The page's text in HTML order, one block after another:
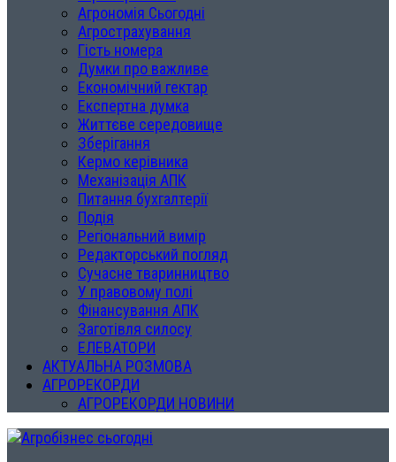
Агрономія Сьогодні
Агрострахування
Гість номера
Думки про важливе
Економічний гектар
Експертна думка
Життєве середовище
Зберігання
Кермо керівника
Механізація АПК
Питання бухгалтерії
Подія
Регіональний вимір
Редакторський погляд
Сучасне тваринництво
У правовому полі
Фінансування АПК
Заготівля силосу
ЕЛЕВАТОРИ
АКТУАЛЬНА РОЗМОВА
АГРОРЕКОРДИ
АГРОРЕКОРДИ НОВИНИ